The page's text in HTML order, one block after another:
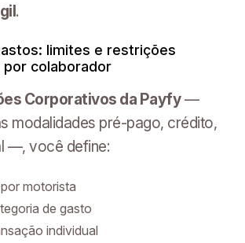
.
limites e restrições
colaborador
Corporativos da Payfy—
modalidades pré-pago, crédito,
—, você define:
motorista
de gasto
individual